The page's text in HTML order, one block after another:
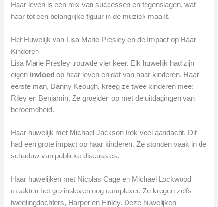
Haar leven is een mix van successen en tegenslagen, wat
haar tot een belangrijke figuur in de muziek maakt.
Het Huwelijk van Lisa Marie Presley en de Impact op Haar
Kinderen
Lisa Marie Presley trouwde vier keer. Elk huwelijk had zijn
eigen invloed op haar leven en dat van haar kinderen. Haar
eerste man, Danny Keough, kreeg ze twee kinderen mee:
Riley en Benjamin. Ze groeiden op met de uitdagingen van
beroemdheid.
Haar huwelijk met Michael Jackson trok veel aandacht. Dit
had een grote impact op haar kinderen. Ze stonden vaak in de
schaduw van publieke discussies.
Haar huwelijken met Nicolas Cage en Michael Lockwood
maakten het gezinsleven nog complexer. Ze kregen zelfs
tweelingdochters, Harper en Finley. Deze huwelijken